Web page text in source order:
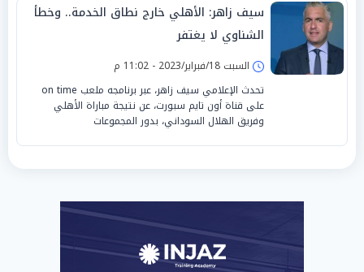
سيف زاهر: الأهلي خارج نطاق الخدمة.. وخطأ
الشناوي لا يغتفر
السبت 18/فبراير/2023 - 11:02 م
تحدث الإعلامي سيف زاهر، عبر برنامجه ملعب on time
على قناة أون تايم سبورت، عن نتيجة مباراة الأهلي
وفريق الهلال السوداني، بدور المجموعات